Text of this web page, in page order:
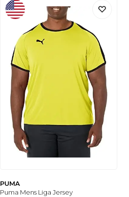
PUMA
Puma Mens Liga Jersey